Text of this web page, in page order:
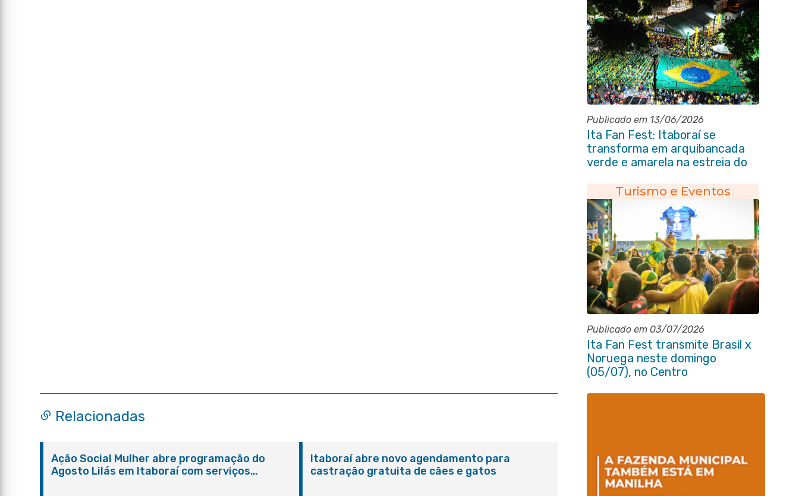
Publicado em 13/06/2026
Ita Fan Fest: Itaboraí se
transforma em arquibancada
verde e amarela na estreia do
Turismo e Eventos
Publicado em 03/07/2026
Ita Fan Fest transmite Brasil x
Noruega neste domingo
(05/07), no Centro
Relacionadas
Ação Social Mulher abre programação do
Agosto Lilás em Itaboraí com serviços
Itaboraí abre novo agendamento para
castração gratuita de cães e gatos